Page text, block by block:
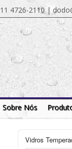
11 4726-2110 |
Sobre Nós
Vidros